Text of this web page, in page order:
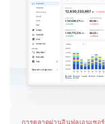
การตลาดผ่านอินฟลูเอนเซอร์